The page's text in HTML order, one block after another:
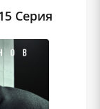
Серия